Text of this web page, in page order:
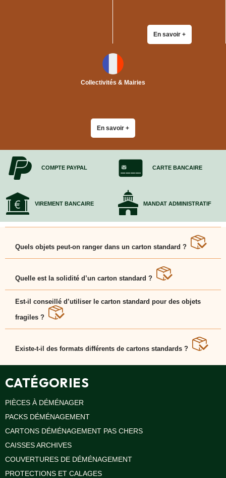
En savoir +
Collectivités & Mairies
En savoir +
COMPTE PAYPAL CARTE BANCAIRE
VIREMENT BANCAIRE MANDAT ADMINISTRATIF
Quels objets peut-on ranger dans un carton standard ?
de cuisine, vêtements pliés ou objets du quotidien.
Quelle est la solidité d’un carton standard ?
selon sa taille et sa cannelure.
Est-il conseillé d’utiliser le carton standard pour des objets
fragiles ?
recommande l’ajout de protections adaptées.
Existe-t-il des formats différents de cartons standards ?
Oui, plusieurs dimensions de cartons standards sont
déménagement.
CATÉGORIES
PIÈCES À DÉMÉNAGER
PACKS DÉMÉNAGEMENT
CARTONS DÉMÉNAGEMENT PAS CHERS
CAISSES ARCHIVES
COUVERTURES DE DÉMÉNAGEMENT
PROTECTIONS ET CALAGES